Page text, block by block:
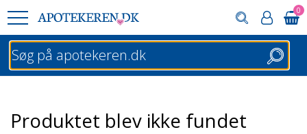
0
Søg
Produktet blev ikke fundet